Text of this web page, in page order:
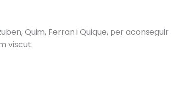
Quim, Ferran i Quique, per aconseguir
viscut.